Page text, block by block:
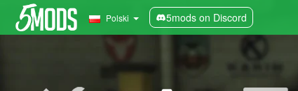
Polski 5mods on Discord